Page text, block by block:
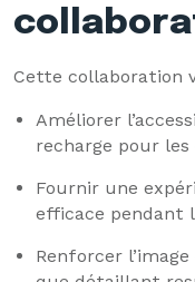
Cette collaboration
Améliorer
recharge pour les
Fournir une
efficace pendant
Renforcer